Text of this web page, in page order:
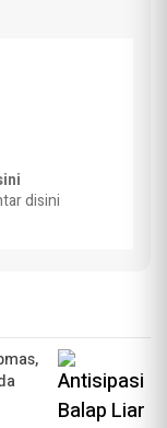
disini